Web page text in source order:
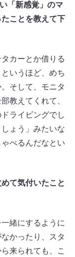
「新感覚」のマ
ことを教えて下
カーとか借りる
いうほど、めち
そして、モニタ
教えてくれて、
ライビングでし
ょう」みたいな
べるんだなとい
て気付いたこと
緒にするように
かったり、スタ
来られても、こ